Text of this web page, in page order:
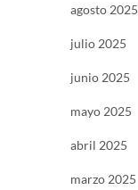
agosto 2025
julio 2025
junio 2025
mayo 2025
abril 2025
marzo 2025